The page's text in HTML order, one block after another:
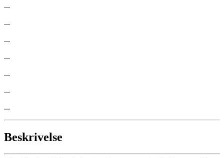
...
...
...
...
...
...
...
Beskrivelse